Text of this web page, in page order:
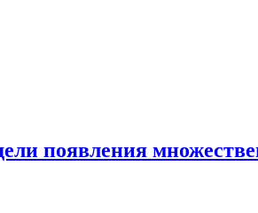
появления